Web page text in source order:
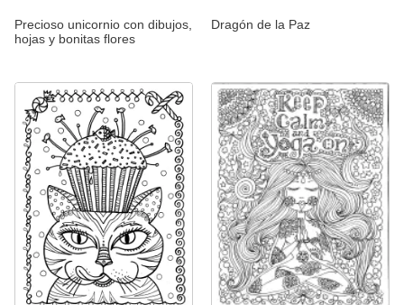
Precioso unicornio con dibujos,
hojas y bonitas flores
Dragón de la Paz